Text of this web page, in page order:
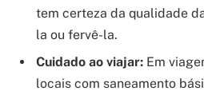
tem certeza da qualidade
la ou fervê-la.
Cuidado ao viajar: Em
locais com saneamento